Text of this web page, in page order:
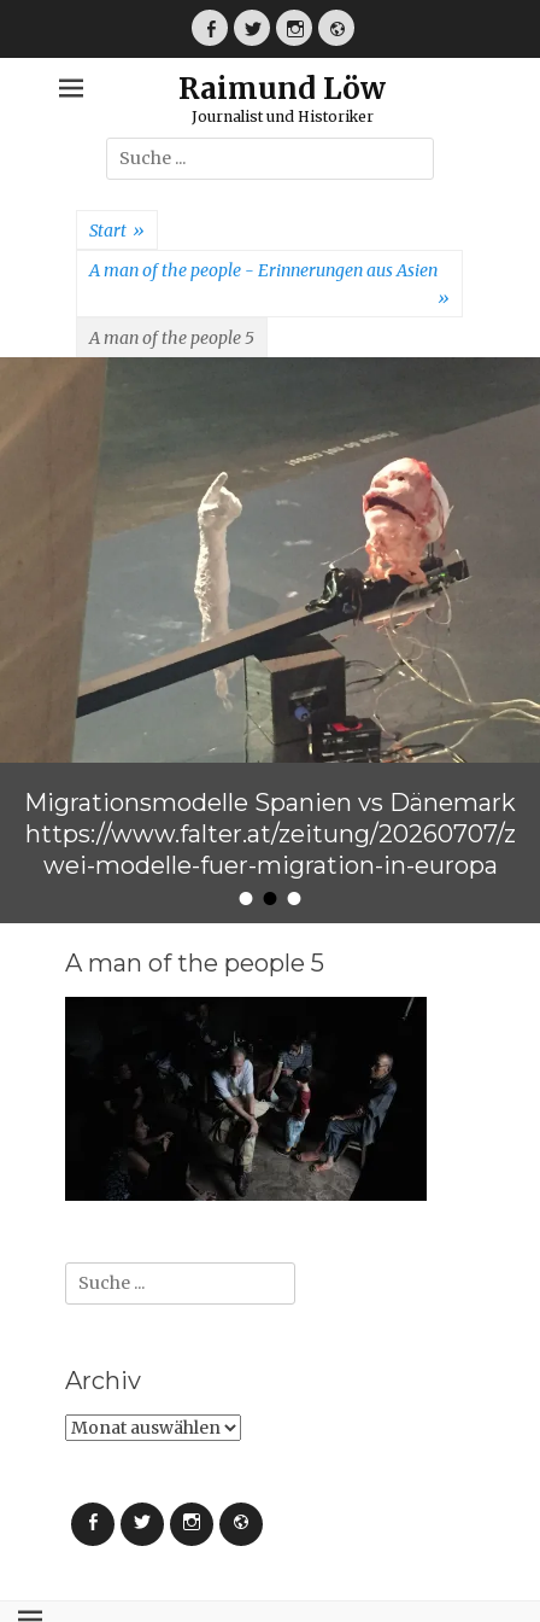
Facebook
TwitterInstagramWebseite
Raimund Löw
Journalist und Historiker
Suche
nach:
Start »
A man of the people - Erinnerungen aus Asien
»
A man of the people 5
•••
Migrationsmodelle Spanien vs Dänemark
https://www.falter.at/zeitung/20260707/z
wei-modelle-fuer-migration-in-europa
Raimund Löw
A man of the people 5
Suche
nach:
Archiv
Archiv
FacebookTwitter InstagramWebseite